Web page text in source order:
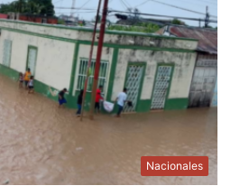
Nacionales